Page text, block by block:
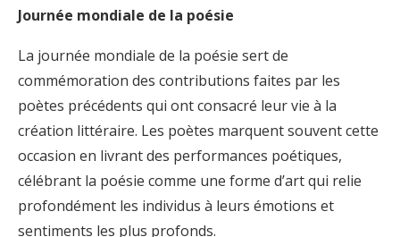
Journée mondiale de la poésie
La journée mondiale de la poésie sert de
commémoration des contributions faites par les
poètes précédents qui ont consacré leur vie à la
création littéraire. Les poètes marquent souvent cette
occasion en livrant des performances poétiques,
célébrant la poésie comme une forme d’art qui relie
profondément les individus à leurs émotions et
sentiments les plus profonds.